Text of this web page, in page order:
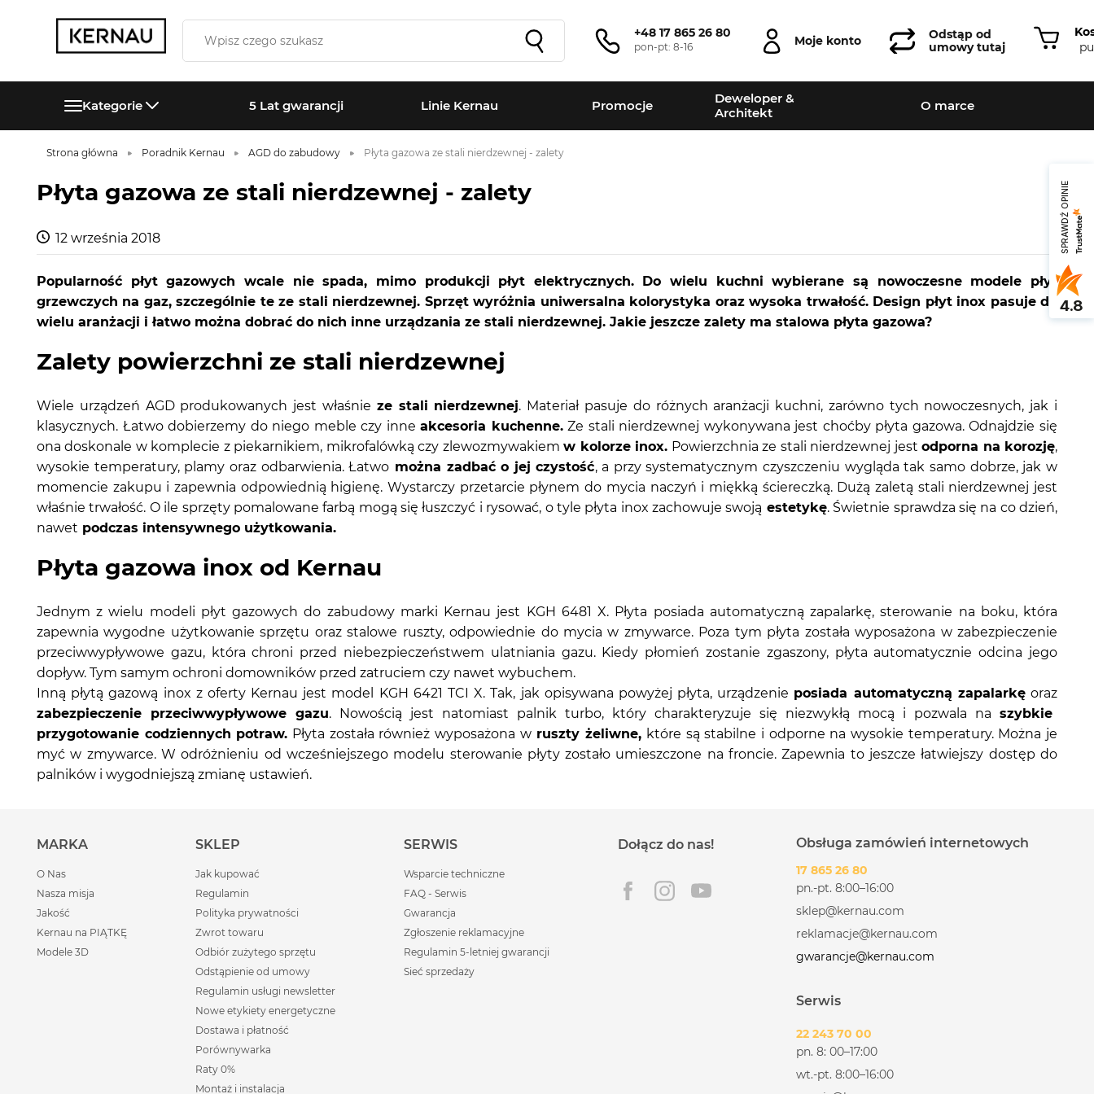
+48 17 865 26 80
pon-pt: 8-16 Moje konto
Odstąp od
umowy tutaj
Kategorie 5 Lat gwarancji Linie Kernau Promocje
Deweloper &
Architekt
O marce
Strona główna Poradnik Kernau AGD do zabudowy Płyta gazowa ze stali nierdzewnej - zalety
Płyta gazowa ze stali nierdzewnej - zalety
12 września 2018
Popularność płyt gazowych wcale nie spada, mimo produkcji płyt elektrycznych. Do wielu kuchni wybierane są nowoczesne modele płyt
grzewczych na gaz, szczególnie te ze stali nierdzewnej. Sprzęt wyróżnia uniwersalna kolorystyka oraz wysoka trwałość. Design płyt inox pasuje do
wielu aranżacji i łatwo można dobrać do nich inne urządzania ze stali nierdzewnej. Jakie jeszcze zalety ma stalowa płyta gazowa?
Zalety powierzchni ze stali nierdzewnej
Wiele urządzeń AGD produkowanych jest właśnie ze stali nierdzewnej. Materiał pasuje do różnych aranżacji kuchni, zarówno tych nowoczesnych, jak i
klasycznych. Łatwo dobierzemy do niego meble czy inneakcesoria kuchenne.Ze stali nierdzewnej wykonywana jest choćby płyta gazowa. Odnajdzie się
ona doskonale w komplecie z piekarnikiem, mikrofalówką czy zlewozmywakiemw kolorze inox. Powierzchnia ze stali nierdzewnej jestodporna na korozję,
wysokie temperatury, plamy oraz odbarwienia. Łatwo można zadbać o jej czystość, a przy systematycznym czyszczeniu wygląda tak samo dobrze, jak w
momencie zakupu i zapewnia odpowiednią higienę. Wystarczy przetarcie płynem do mycia naczyń i miękką ściereczką. Dużą zaletą stali nierdzewnej jest
właśnie trwałość. O ile sprzęty pomalowane farbą mogą się łuszczyć i rysować, o tyle płyta inox zachowuje swoją estetykę. Świetnie sprawdza się na co dzień,
nawet podczas intensywnego użytkowania.
Płyta gazowa inox od Kernau
Jednym z wielu modeli płyt gazowych do zabudowy marki Kernau jest KGH 6481 X. Płyta posiada automatyczną zapalarkę, sterowanie na boku, która
zapewnia wygodne użytkowanie sprzętu oraz stalowe ruszty, odpowiednie do mycia w zmywarce. Poza tym płyta została wyposażona w zabezpieczenie
przeciwwypływowe gazu, która chroni przed niebezpieczeństwem ulatniania gazu. Kiedy płomień zostanie zgaszony, płyta automatycznie odcina jego
dopływ. Tym samym ochroni domowników przed zatruciem czy nawet wybuchem.
Inną płytą gazową inox z oferty Kernau jest model KGH 6421 TCI X. Tak, jak opisywana powyżej płyta, urządzenie posiada automatyczną zapalarkęoraz
zabezpieczenie przeciwwypływowe gazu. Nowością jest natomiast palnik turbo, który charakteryzuje się niezwykłą mocą i pozwala na szybkie
przygotowanie codziennych potraw. Płyta została również wyposażona wruszty żeliwne, które są stabilne i odporne na wysokie temperatury. Można je
myć w zmywarce. W odróżnieniu od wcześniejszego modelu sterowanie płyty zostało umieszczone na froncie. Zapewnia to jeszcze łatwiejszy dostęp do
palników i wygodniejszą zmianę ustawień.
MARKA
O Nas
Nasza misja
Jakość
Kernau na PIĄTKĘ
Modele 3D
SKLEP
Jak kupować
Regulamin
Polityka prywatności
Zwrot towaru
Odbiór zużytego sprzętu
Odstąpienie od umowy
Regulamin usługi newsletter
Nowe etykiety energetyczne
Dostawa i płatność
Porównywarka
Raty 0%
Montaż i instalacja
SERWIS
Wsparcie techniczne
FAQ - Serwis
Gwarancja
Zgłoszenie reklamacyjne
Regulamin 5-letniej gwarancji
Sieć sprzedaży
Dołącz do nas! Obsługa zamówień internetowych
17 865 26 80
pn.-pt. 8:00–16:00
sklep@kernau.com
reklamacje@kernau.com
gwarancje@kernau.com
Serwis
22 243 70 00
pn. 8: 00–17:00
wt.-pt. 8:00–16:00
SPRAWDŹ OPINIE
4.8